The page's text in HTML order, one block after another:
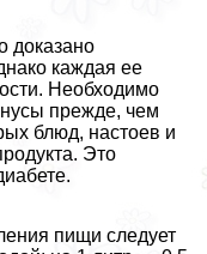
доказано
каждая ее
Необходимо
прежде, чем
блюд, настоев и
Это
пищи следует